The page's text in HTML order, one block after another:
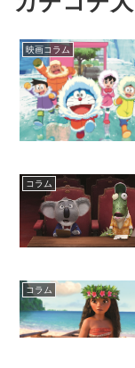
映画コラム
コラム
コラム